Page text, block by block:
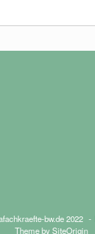
bw.de 2022
Theme bySiteOrigin